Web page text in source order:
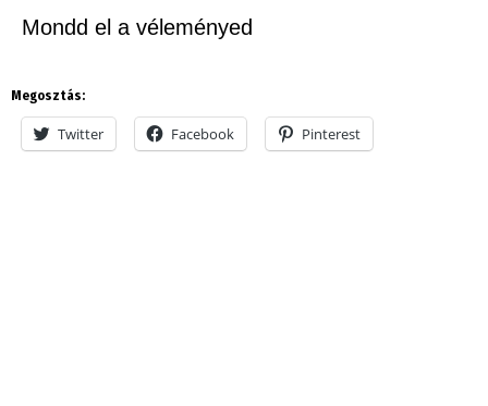
Mondd el a véleményed
Megosztás:
Twitter Facebook Pinterest